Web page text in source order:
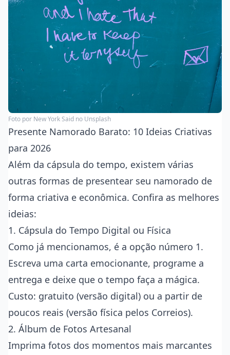
Foto por New York Said no Unsplash
Presente Namorado Barato: 10 Ideias Criativas
para 2026
Além da cápsula do tempo, existem várias
outras formas de presentear seu namorado de
forma criativa e econômica. Confira as melhores
ideias:
1. Cápsula do Tempo Digital ou Física
Como já mencionamos, é a opção número 1.
Escreva uma carta emocionante, programe a
entrega e deixe que o tempo faça a mágica.
Custo: gratuito (versão digital) ou a partir de
poucos reais (versão física pelos Correios).
2. Álbum de Fotos Artesanal
Imprima fotos dos momentos mais marcantes